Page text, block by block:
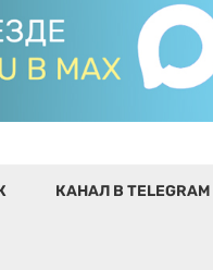
КАНАЛ В TELEGRAM